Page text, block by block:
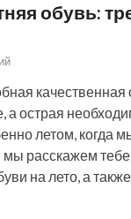
обувь:
качественная
а острая
летом, когда
расскажем
на лето, а